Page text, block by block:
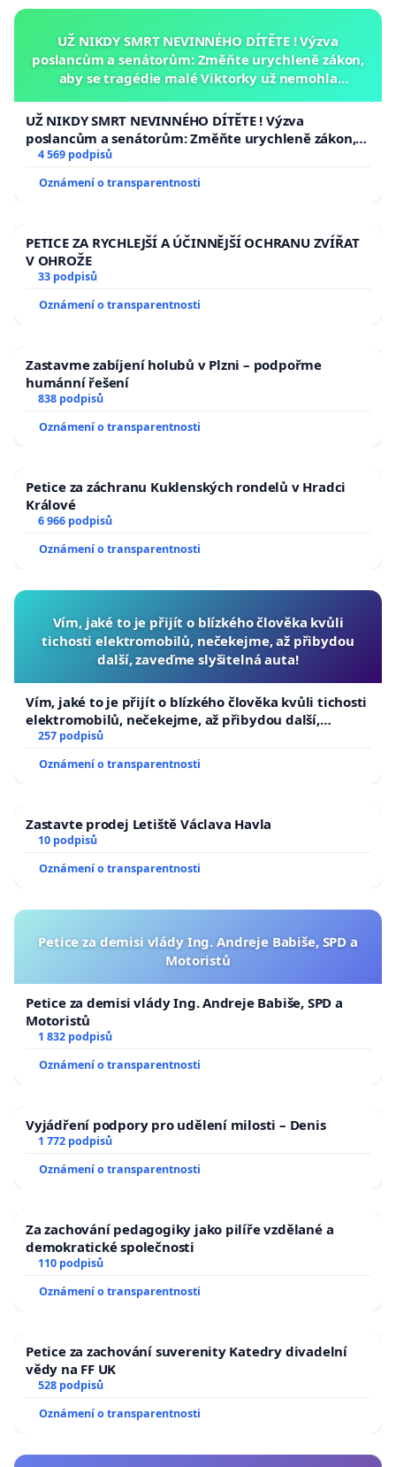
UŽ NIKDY SMRT NEVINNÉHO DÍTĚTE ! Výzva
poslancům a senátorům: Změňte urychleně zákon,
aby se tragédie malé Viktorky už nemohla
UŽ NIKDY SMRT NEVINNÉHO DÍTĚTE ! Výzva
poslancům a senátorům: Změňte urychleně zákon,
aby se tragédie malé Viktorky už nemohla opakovat!
4 569 podpisů
Oznámení o transparentnosti
PETICE ZA RYCHLEJŠÍ A ÚČINNĚJŠÍ OCHRANU ZVÍŘAT
V OHROŽE
33 podpisů
Oznámení o transparentnosti
Zastavme zabíjení holubů v Plzni – podpořme
humánní řešení
838 podpisů
Oznámení o transparentnosti
Petice za záchranu Kuklenských rondelů v Hradci
Králové
6 966 podpisů
Oznámení o transparentnosti
Vím, jaké to je přijít o blízkého člověka kvůli
tichosti elektromobilů, nečekejme, až přibydou
další, zaveďme slyšitelná auta!
Vím, jaké to je přijít o blízkého člověka kvůli tichosti
elektromobilů, nečekejme, až přibydou další,
zaveďme slyšitelná auta!
257 podpisů
Oznámení o transparentnosti
Zastavte prodej Letiště Václava Havla
10 podpisů
Oznámení o transparentnosti
Petice za demisi vlády Ing. Andreje Babiše, SPD a
Motoristů
Petice za demisi vlády Ing. Andreje Babiše, SPD a
Motoristů
1 832 podpisů
Oznámení o transparentnosti
Vyjádření podpory pro udělení milosti – Denis
1 772 podpisů
Oznámení o transparentnosti
Za zachování pedagogiky jako pilíře vzdělané a
demokratické společnosti
110 podpisů
Oznámení o transparentnosti
Petice za zachování suverenity Katedry divadelní
vědy na FF UK
528 podpisů
Oznámení o transparentnosti